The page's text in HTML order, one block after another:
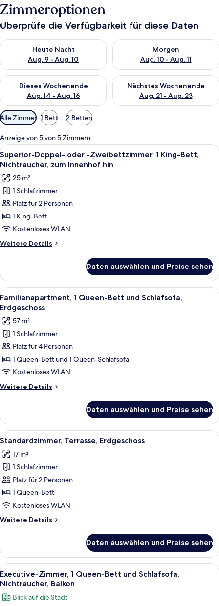
Zimmeroptionen
Überprüfe die Verfügbarkeit für diese Daten
Heute Nacht
Aug. 9 - Aug. 10
Überprüfe die Verfügbarkeit für heute Nacht, Aug. 9 - Aug.
Morgen
Aug. 10 - Aug. 11
Überprüfe die Verfügbarkeit
Dieses Wochenende
Aug. 14 - Aug. 16
Überprüfe die Verfügbarkeit für dieses Wochenende, Aug. 14
Nächstes Wochenende
Aug. 21 - Aug. 23
Überprüfe die Verfügbarkeit
Verfügbare
Filter
für
Zimmer
Alle Zimmer 1 Bett 2 Betten
Anzeige von 5 von 5 Zimmern
Alle
Fotos
für
Superior-
Doppel-
oder
-
Zweibettzimmer,
1 King-
Bett,
zum
Innenhof
hin
anzeigen
Ein ordentlich bezogenes Bett mit
6
Superior-Doppel- oder -Zweibettzimmer, 1 King-Bett,
Nichtraucher, zum Innenhof hin
25 m²
1 Schlafzimmer
Platz für 2 Personen
1 King-Bett
Kostenloses WLAN
Weitere Details
Weitere
Doppel-
oder
-
Zweibettzimmer,
1 King-
Bett,
Nichtraucher,
zum
Innenhof
hin
Daten auswählen und Preise sehen
Alle
Fotos
für
Familienapartment,
1 Queen-
Bett
und
Schlafsofa,
Erdgeschoss
anzeigen
Ein modernes Wohnzimmer mit
6
Familienapartment, 1 Queen-Bett und Schlafsofa,
Erdgeschoss
57 m²
1 Schlafzimmer
Platz für 4 Personen
1 Queen-Bett und 1 Queen-Schlafsofa
Kostenloses WLAN
Weitere Details
Weitere
1 Queen-
Bett
und
Erdgeschoss
Daten auswählen und Preise sehen
Alle
Fotos
für
Standardzimmer,
Terrasse,
Erdgeschoss
anzeigen
Ein ordentlich gemachtes Bett mit
4
Standardzimmer, Terrasse, Erdgeschoss
17 m²
1 Schlafzimmer
Platz für 2 Personen
1 Queen-Bett
Kostenloses WLAN
Weitere Details
Weitere
Terrasse,
Erdgeschoss
Daten auswählen und Preise sehen
Alle
Fotos
für
Executive-
Ein modernes Schlafzimmer mit
7
Executive-Zimmer, 1 Queen-Bett und Schlafsofa,
Nichtraucher, Balkon
Blick auf die Stadt